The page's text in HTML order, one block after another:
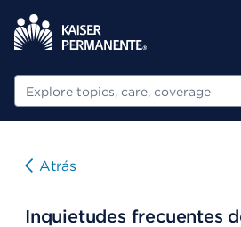
Buscar
Atrás
Inquietudes frecuentes